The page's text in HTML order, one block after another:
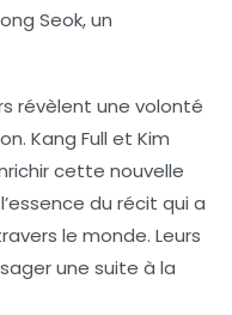
Seok, un
révèlent une volonté
Kang Full et Kim
cette nouvelle
du récit qui a
le monde. Leurs
une suite à la